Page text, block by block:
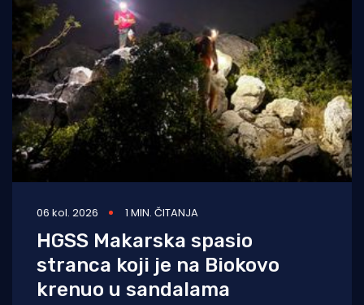
06 kol. 2026 1 MIN. ČITANJA
HGSS Makarska spasio
stranca koji je na Biokovo
krenuo u sandalama